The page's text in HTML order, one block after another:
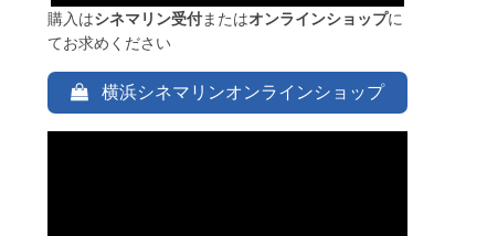
購入はシネマリン受付またはオンラインショップに
てお求めください
横浜シネマリンオンラインショップ